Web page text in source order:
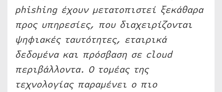
phishing έχουν μετατοπιστεί ξεκάθαρα
προς υπηρεσίες, που διαχειρίζονται
ψηφιακές ταυτότητες, εταιρικά
δεδομένα και πρόσβαση σε cloud
περιβάλλοντα. Ο τομέας της
τεχνολογίας παραμένει ο πιο